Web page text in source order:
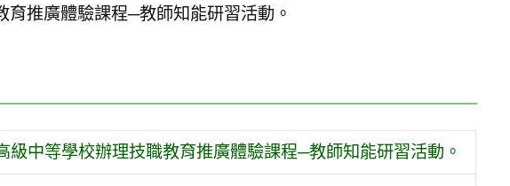
推廣體驗課程─教師知能研習活動。
級中等學校辦理技職教育推廣體驗課程─教師知能研習活動。